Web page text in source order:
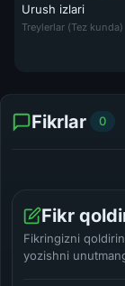
Urush izlari
Urush izlari /
Treylerlar (Tez kunda)
Fikrlar 0
Fikr
Fikringizni
yozishni